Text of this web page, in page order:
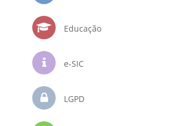
Educação
e-SIC
LGPD